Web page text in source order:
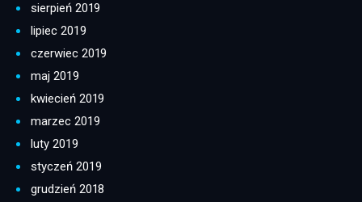
sierpień 2019
lipiec 2019
czerwiec 2019
maj 2019
kwiecień 2019
marzec 2019
luty 2019
styczeń 2019
grudzień 2018